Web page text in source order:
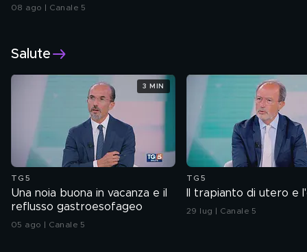
08 ago | Canale 5
Salute
TG5
Una noia buona in vacanza e il
reflusso gastroesofageo
05 ago | Canale 5
3 MIN
TG5
Il trapianto di utero e
29 lug | Canale 5